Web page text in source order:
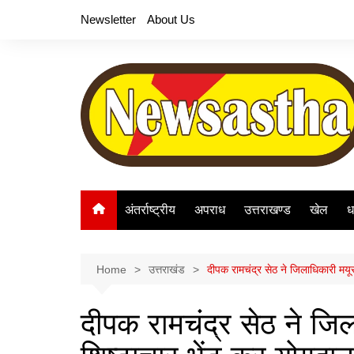
Newsletter About Us
अंतर्राष्ट्रीय अपराध उत्तराखण्ड खेल
Home उत्तराखंड दीपक रामचंद्र सेठ ने जिलाधिकारी
दीपक रामचंद्र सेठ ने